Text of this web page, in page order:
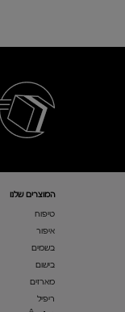
המוצרים שלנו​
טיפוח
איפור
בשמים
בישום
מארזים
ריפיל